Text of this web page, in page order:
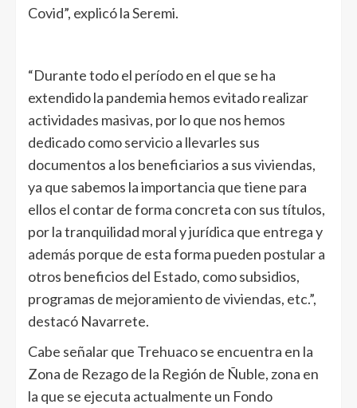
Covid”, explicó la Seremi.
“Durante todo el período en el que se ha
extendido la pandemia hemos evitado realizar
actividades masivas, por lo que nos hemos
dedicado como servicio a llevarles sus
documentos a los beneficiarios a sus viviendas,
ya que sabemos la importancia que tiene para
ellos el contar de forma concreta con sus títulos,
por la tranquilidad moral y jurídica que entrega y
además porque de esta forma pueden postular a
otros beneficios del Estado, como subsidios,
programas de mejoramiento de viviendas, etc.”,
destacó Navarrete.
Cabe señalar que Trehuaco se encuentra en la
Zona de Rezago de la Región de Ñuble, zona en
la que se ejecuta actualmente un Fondo